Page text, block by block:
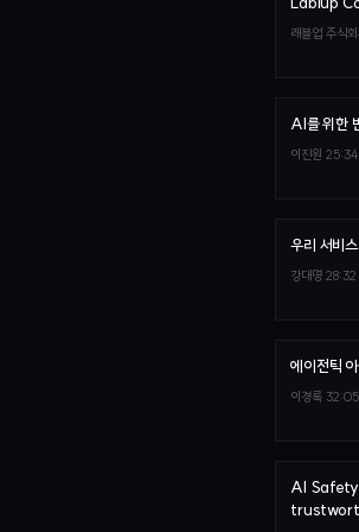
래블업 주식
AI를 위한
이진원 25:34
우리 서비
강대명 28:32
에이전틱
이경록 32:05
AI